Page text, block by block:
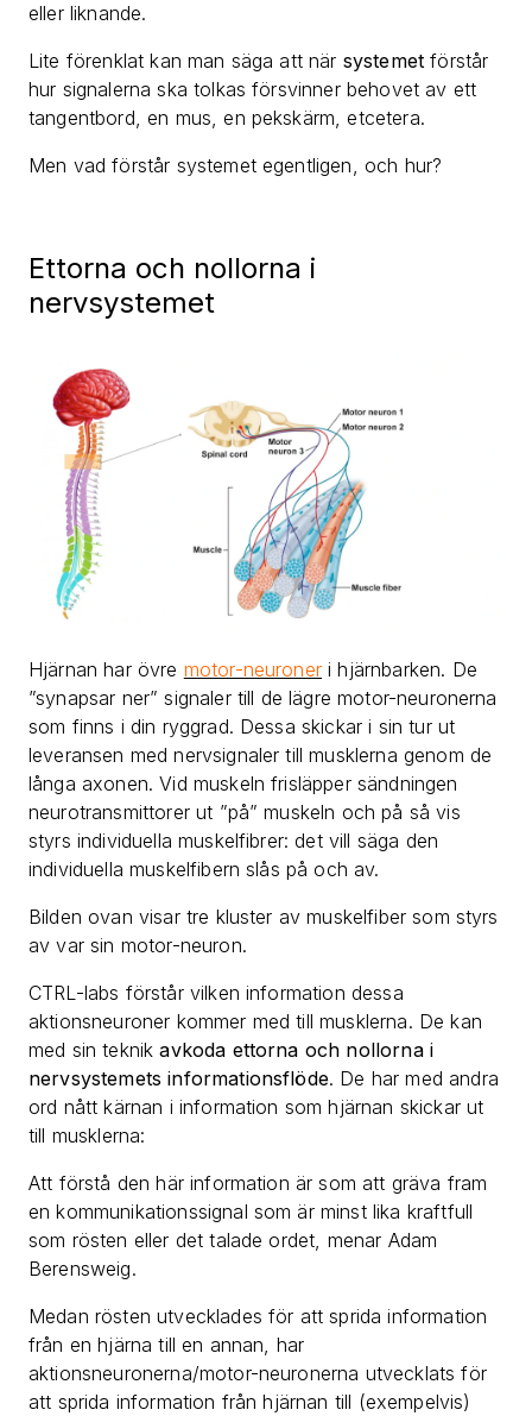
eller liknande.
Lite förenklat kan man säga att när systemet förstår
hur signalerna ska tolkas försvinner behovet av ett
tangentbord, en mus, en pekskärm, etcetera.
Men vad förstår systemet egentligen, och hur?
Ettorna och nollorna i
nervsystemet
Hjärnan har övre motor-neuroneri hjärnbarken. De
”synapsar ner” signaler till de lägre motor-neuronerna
som finns i din ryggrad. Dessa skickar i sin tur ut
leveransen med nervsignaler till musklerna genom de
långa axonen. Vid muskeln frisläpper sändningen
neurotransmittorer ut ”på” muskeln och på så vis
styrs individuella muskelfibrer: det vill säga den
individuella muskelfibern slås på och av.
Bilden ovan visar tre kluster av muskelfiber som styrs
av var sin motor-neuron.
CTRL-labs förstår vilken information dessa
aktionsneuroner kommer med till musklerna. De kan
med sin teknikavkoda ettorna och nollorna i
nervsystemets informationsflöde. De har med andra
ord nått kärnan i information som hjärnan skickar ut
till musklerna:
Att förstå den här information är som att gräva fram
en kommunikationssignal som är minst lika kraftfull
som rösten eller det talade ordet, menar Adam
Berensweig.
Medan rösten utvecklades för att sprida information
från en hjärna till en annan, har
aktionsneuronerna/motor-neuronerna utvecklats för
att sprida information från hjärnan till (exempelvis)